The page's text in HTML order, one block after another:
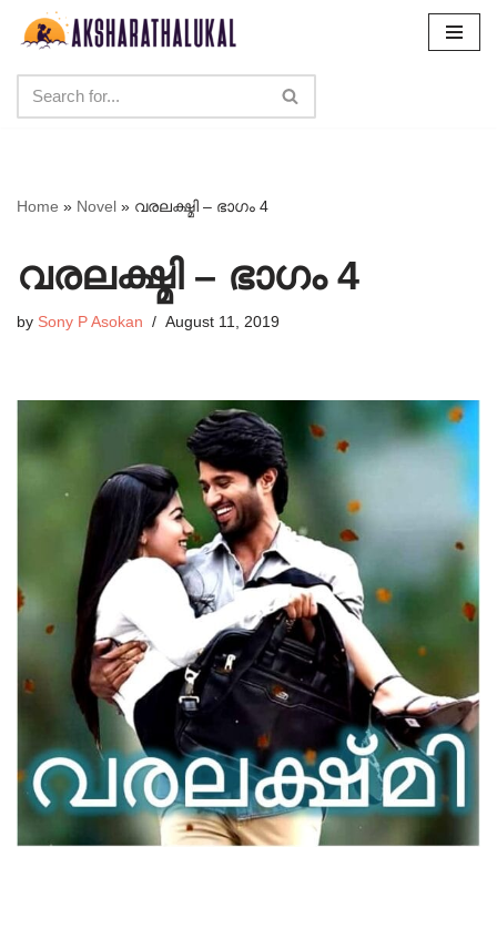
content
Home » Novel » വരലക്ഷ്മി – ഭാഗം 4
വരലക്ഷ്മി – ഭാഗം 4
by Sony P Asokan August 11, 2019